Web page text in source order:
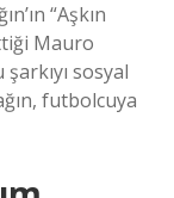
“Aşkın
Mauro
sosyal
futbolcuya